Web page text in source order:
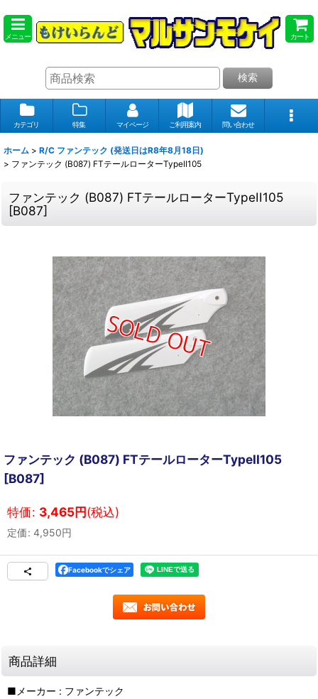
メニュー カート
検索
カテゴリ 特集 マイページ ご利用案内 問い合わせ
ホーム > R/C ファンテック (発送日はR8年8月18日)
> ファンテック (B087) FTテールローターTypeII105
ファンテック (B087) FTテールローターTypeII105
[B087]
ファンテック (B087) FTテールローターTypeII105
[B087]
特価: 3,465円(税込)
定価: 4,950円
Facebookでシェア
商品詳細
■メーカー : ファンテック